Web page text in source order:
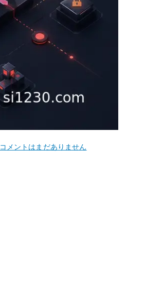
CentOS
コメントはまだありません